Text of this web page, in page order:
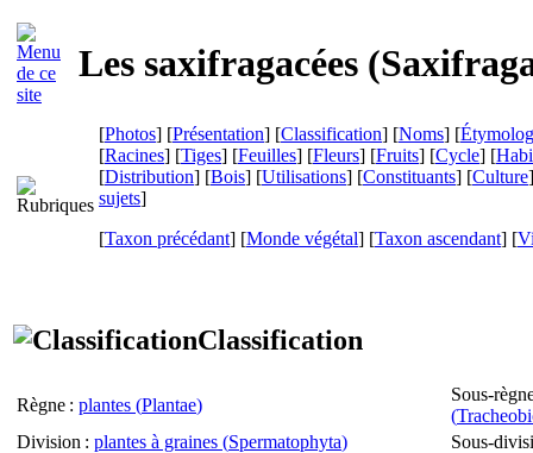
Les saxifragacées (
[Photos] [Présentation] [Classification] [Noms] [
[Racines] [Tiges] [Feuilles] [Fleurs] [Fruits] [Cycle] [
[Distribution] [Bois] [Utilisations] [Constituants] [Culture
sujets]
[Taxon précédant] [Monde végétal] [Taxon ascendant] [
Classification
Règne : plantes (Plantae)
Sous-
(
Division : plantes à graines (Spermatophyta)
Sous-